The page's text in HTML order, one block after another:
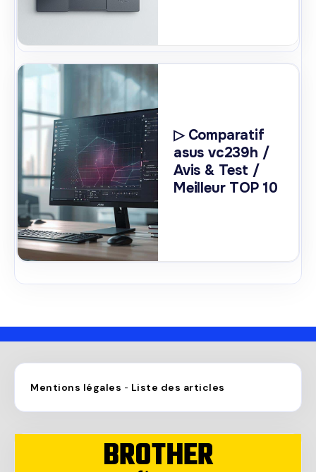
▷ Comparatif
asus vc239h /
Avis & Test /
Meilleur TOP 10
Mentions légales - Liste des articles
BROTHER